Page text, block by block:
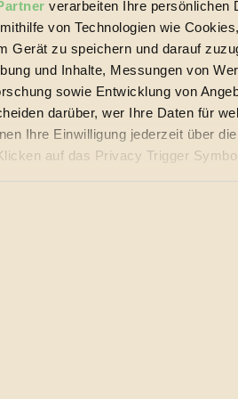
verarbeiten Ihre persönlichen
von Technologien wie
Gerät zu speichern und darauf
und Inhalte, Messungen von
sowie Entwicklung von
darüber, wer Ihre Daten für
Ihre Einwilligung jederzeit über
auf das Privacy Trigger
wir auch gerne:
aktives Scannen nach bestimmten
wie Ihre persönlichen Daten
Lebensstil und bewussten
Plattform für Ideen, Menschen
im schnell wachsenden Markt des